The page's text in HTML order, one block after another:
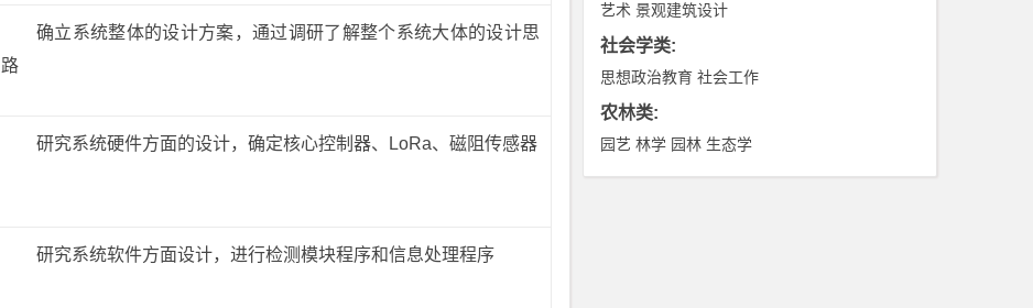
确立系统整体的设计方案，通过调研了解整个系统大体的设计思
路
研究系统硬件方面的设计，确定核心控制器、LoRa、磁阻传感器
研究系统软件方面设计，进行检测模块程序和信息处理程序
艺术 景观建筑设计
社会学类:
思想政治教育 社会工作
农林类:
园艺 林学 园林 生态学